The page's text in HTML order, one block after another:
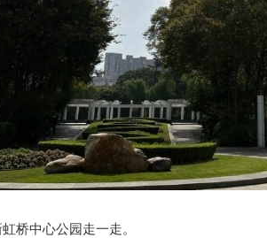
桥中心公园走一走。